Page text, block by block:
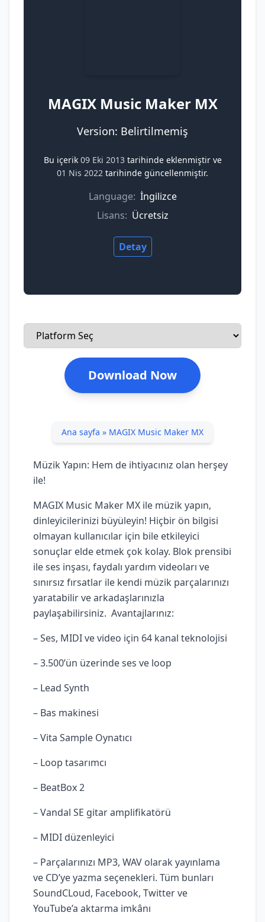
MAGIX Music Maker MX
Version: Belirtilmemiş
Bu içerik 09 Eki 2013 tarihinde eklenmiştir ve
01 Nis 2022 tarihinde güncellenmiştir.
Language: İngilizce
Lisans: Ücretsiz
Detay
Download Now
Ana sayfa » MAGIX Music Maker MX
Müzik Yapın: Hem de ihtiyacınız olan herşey
ile!
MAGIX Music Maker MX ile müzik yapın,
dinleyicilerinizi büyüleyin! Hiçbir ön bilgisi
olmayan kullanıcılar için bile etkileyici
sonuçlar elde etmek çok kolay. Blok prensibi
ile ses inşası, faydalı yardım videoları ve
sınırsız fırsatlar ile kendi müzik parçalarınızı
yaratabilir ve arkadaşlarınızla
paylaşabilirsiniz. Avantajlarınız:
– Ses, MIDI ve video için 64 kanal teknolojisi
– 3.500’ün üzerinde ses ve loop
– Lead Synth
– Bas makinesi
– Vita Sample Oynatıcı
– Loop tasarımcı
– BeatBox 2
– Vandal SE gitar amplifikatörü
– MIDI düzenleyici
– Parçalarınızı MP3, WAV olarak yayınlama
ve CD’ye yazma seçenekleri. Tüm bunları
SoundCLoud, Facebook, Twitter ve
YouTube’a aktarma imkânı